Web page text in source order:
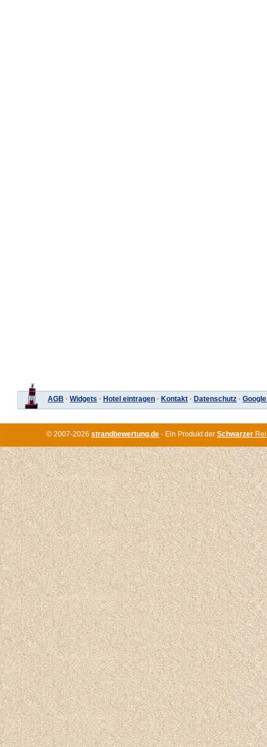
AGB · Widgets · Hotel eintragen · Kontakt · Datenschutz ·
© 2007-2026 strandbewertung.de · Ein Produkt der Schwarzer